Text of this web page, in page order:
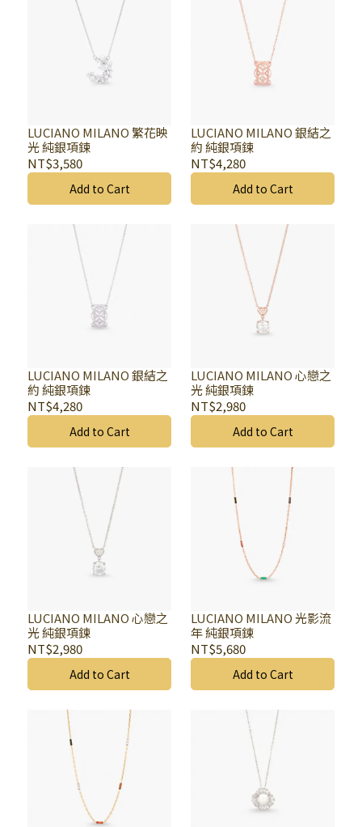
LUCIANO MILANO 繁花映
光 純銀項鍊
NT$3,580
Add to Cart
LUCIANO MILANO 銀結之
約 純銀項鍊
NT$4,280
Add to Cart
LUCIANO MILANO 銀結之
約 純銀項鍊
NT$4,280
Add to Cart
LUCIANO MILANO 心戀之
光 純銀項鍊
NT$2,980
Add to Cart
LUCIANO MILANO 心戀之
光 純銀項鍊
NT$2,980
Add to Cart
LUCIANO MILANO 光影流
年 純銀項鍊
NT$5,680
Add to Cart